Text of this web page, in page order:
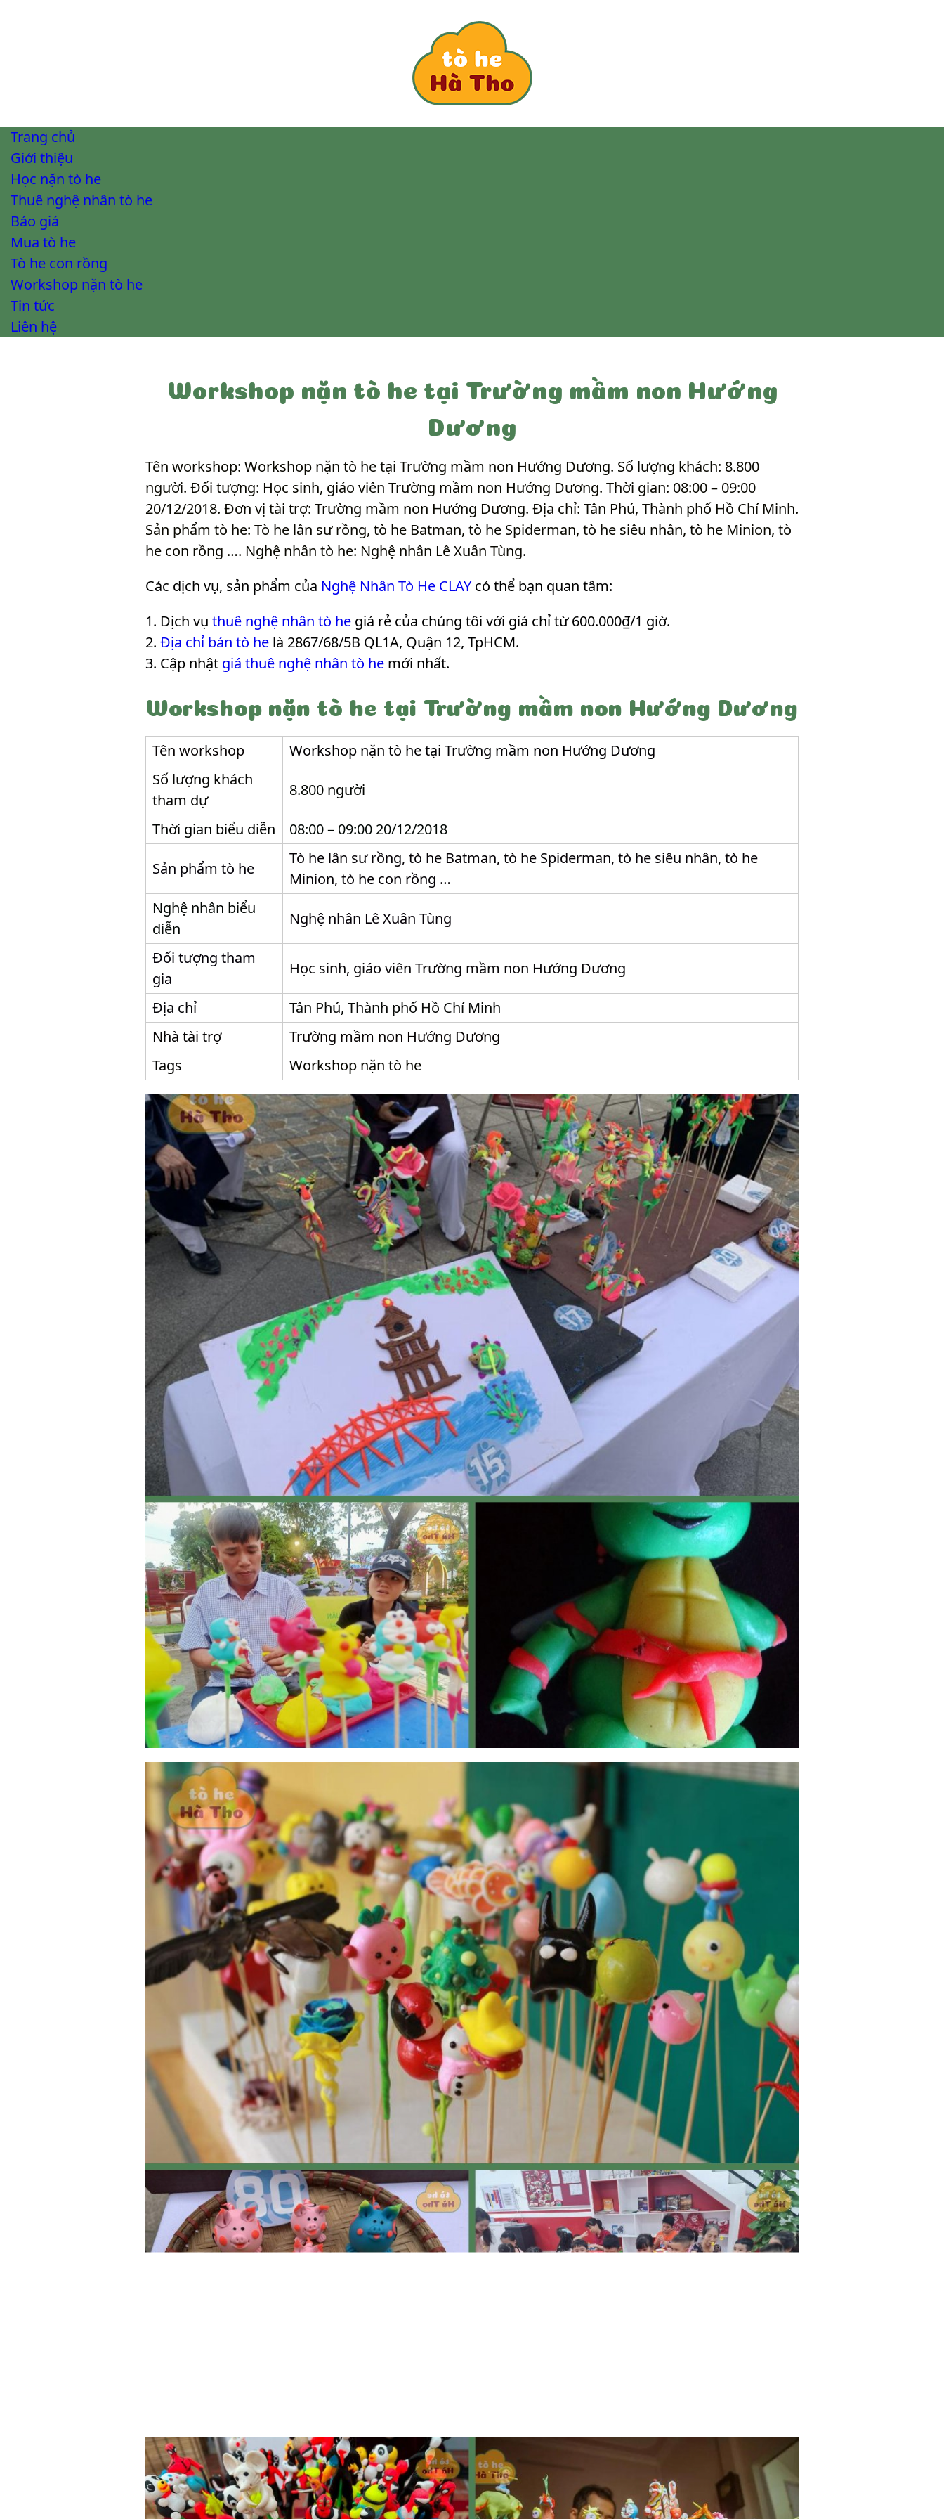
Trang chủ
Giới thiệu
Học nặn tò he
Thuê nghệ nhân tò he
Báo giá
Mua tò he
Tò he con rồng
Workshop nặn tò he
Tin tức
Liên hệ
Workshop nặn tò he tại Trường mầm non Hướng
Dương
Tên workshop: Workshop nặn tò he tại Trường mầm non Hướng Dương. Số lượng khách: 8.800
người. Đối tượng: Học sinh, giáo viên Trường mầm non Hướng Dương. Thời gian: 08:00 – 09:00
20/12/2018. Đơn vị tài trợ: Trường mầm non Hướng Dương. Địa chỉ: Tân Phú, Thành phố Hồ Chí Minh.
Sản phẩm tò he: Tò he lân sư rồng, tò he Batman, tò he Spiderman, tò he siêu nhân, tò he Minion, tò
he con rồng …. Nghệ nhân tò he: Nghệ nhân Lê Xuân Tùng.
Các dịch vụ, sản phẩm của Nghệ Nhân Tò He CLAY có thể bạn quan tâm:
Dịch vụ thuê nghệ nhân tò he giá rẻ của chúng tôi với giá chỉ từ 600.000₫/1 giờ.
Địa chỉ bán tò he là 2867/68/5B QL1A, Quận 12, TpHCM.
Cập nhật giá thuê nghệ nhân tò he mới nhất.
Workshop nặn tò he tại Trường mầm non Hướng Dương
Tên workshop
Workshop nặn tò he tại Trường mầm non Hướng Dương
Số lượng khách
tham dự
8.800 người
Thời gian biểu diễn 08:00 – 09:00 20/12/2018
Sản phẩm tò he
Tò he lân sư rồng, tò he Batman, tò he Spiderman, tò he siêu nhân, tò he
Minion, tò he con rồng …
Nghệ nhân biểu
diễn
Nghệ nhân Lê Xuân Tùng
Đối tượng tham
gia
Học sinh, giáo viên Trường mầm non Hướng Dương
Địa chỉ
Tân Phú, Thành phố Hồ Chí Minh
Nhà tài trợ
Trường mầm non Hướng Dương
Tags
Workshop nặn tò he